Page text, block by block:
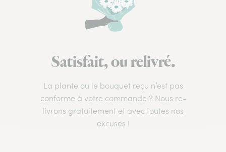
Satisfait, ou relivré.
La plante ou le bouquet reçu n’est pas
conforme à votre commande ? Nous re-
livrons gratuitement et avec toutes nos
excuses !